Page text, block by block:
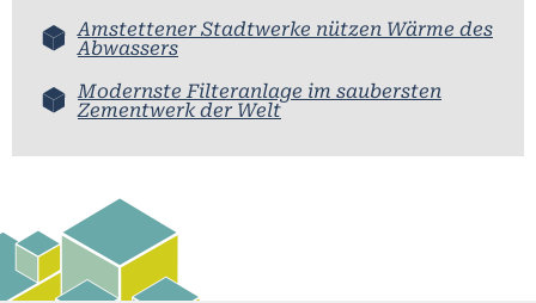
Amstettener Stadtwerke nützen Wärme des
Abwassers
Modernste Filteranlage im saubersten
Zementwerk der Welt